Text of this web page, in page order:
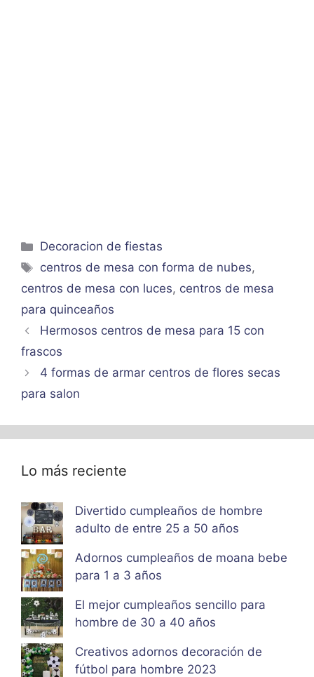
Categorías
Decoracion de fiestas
Etiquetas
centros de mesa con forma de nubes,
centros de mesa con luces, centros de mesa
para quinceaños
Hermosos centros de mesa para 15 con
frascos
4 formas de armar centros de flores secas
para salon
Lo más reciente
Divertido cumpleaños de hombre
adulto de entre 25 a 50 años
Adornos cumpleaños de moana bebe
para 1 a 3 años
El mejor cumpleaños sencillo para
hombre de 30 a 40 años
Creativos adornos decoración de
fútbol para hombre 2023